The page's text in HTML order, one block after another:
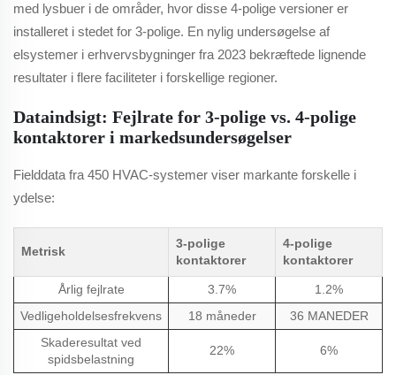
med lysbuer i de områder, hvor disse 4-polige versioner er
installeret i stedet for 3-polige. En nylig undersøgelse af
elsystemer i erhvervsbygninger fra 2023 bekræftede lignende
resultater i flere faciliteter i forskellige regioner.
Dataindsigt: Fejlrate for 3-polige vs. 4-polige
kontaktorer i markedsundersøgelser
Fielddata fra 450 HVAC-systemer viser markante forskelle i
ydelse:
Metrisk
3-polige
kontaktorer
4-polige
kontaktorer
Årlig fejlrate 3.7%
1.2%
Vedligeholdelsesfrekvens
18 måneder
36 MANEDER
Skaderesultat ved
spidsbelastning
22% 6%